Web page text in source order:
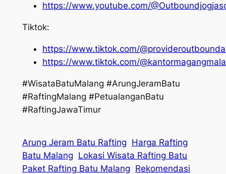
https://www.youtube.com/
Tiktok:
https://www.tiktok.com/
https://www.tiktok.com/
#WisataBatuMalang #ArungJeramBatu
#RaftingMalang #PetualanganBatu
#RaftingJawaTimur
Arung Jeram Batu Rafting Harga Rafting
Batu Malang Lokasi Wisata Rafting Batu
Paket Rafting Batu Malang Rekomendasi